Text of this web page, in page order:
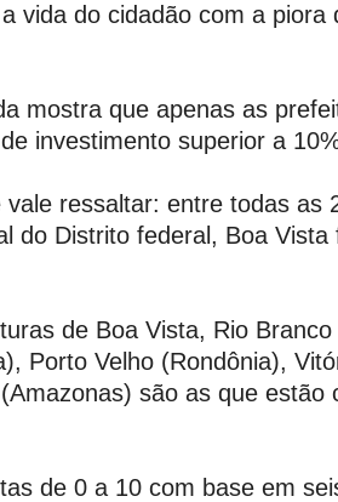
vida do cidadão com a piora
mostra que apenas as
investimento superior a
ressaltar: entre todas as
do Distrito federal, Boa Vista
de Boa Vista, Rio
Porto Velho (Rondônia),
são as que estão
de 0 a 10 com base em